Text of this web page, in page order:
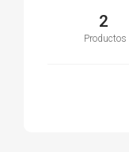
2
Productos